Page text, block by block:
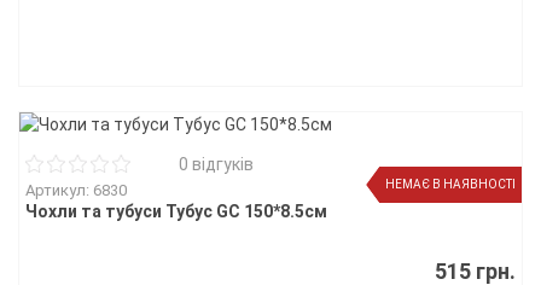
НЕМАЄ В НАЯВНОСТІ
0 відгуків
Артикул: 6830
Чохли та тубуси Тубус GC 150*8.5см
515 грн.